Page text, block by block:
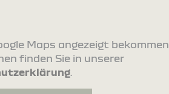
Maps angezeigt bekommen.
finden Sie in unserer